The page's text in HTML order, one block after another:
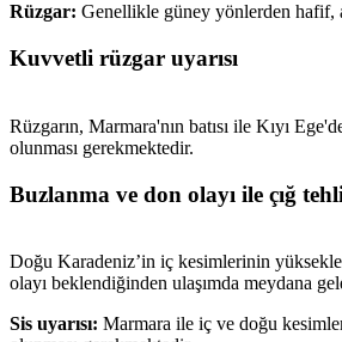
Rüzgar: Genellikle güney yönlerden hafif,
Kuvvetli rüzgar uyarısı
Rüzgarın, Marmara'nın batısı ile Kıyı
olunması gerekmektedir.
Buzlanma ve don olayı ile çığ
Doğu Karadeniz’in iç kesimlerinin
olayı beklendiğinden ulaşımda meydana
Sis uyarısı: Marmara ile iç ve doğu